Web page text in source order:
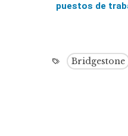
puestos de
Bridgestone